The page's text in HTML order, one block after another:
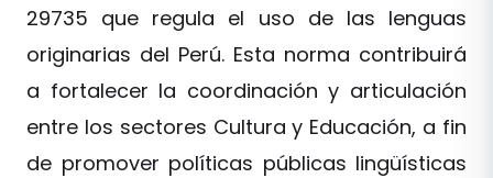
29735 que regula el uso de las lenguas
originarias del Perú. Esta norma contribuirá
a fortalecer la coordinación y articulación
entre los sectores Cultura y Educación, a fin
de promover políticas públicas lingüísticas